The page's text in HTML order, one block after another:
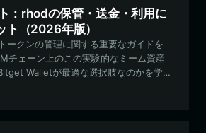
：rhodの保管・送金・利用に
ト（2026年版）
ークンの管理に関する重要なガイドを
チェーン上のこの実験的なミーム資産
Walletが最適な選択肢なのかを学